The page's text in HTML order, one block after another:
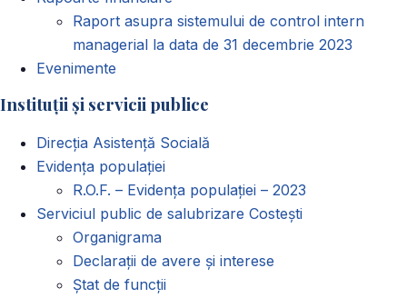
Raport asupra sistemului de control intern
managerial la data de 31 decembrie 2023
Evenimente
Instituții și servicii publice
Direcția Asistență Socială
Evidența populației
R.O.F. – Evidența populației – 2023
Serviciul public de salubrizare Costești
Organigrama
Declarații de avere și interese
Ștat de funcții